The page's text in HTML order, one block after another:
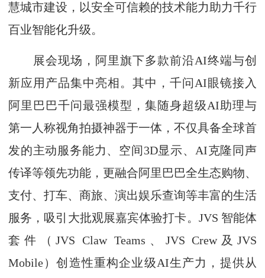
慧城市建设，以安全可信赖的技术能力助力千行
百业智能化升级。
展会现场，阿里旗下多款前沿AI终端与创
新应用产品集中亮相。其中，千问AI眼镜接入
阿里巴巴千问最强模型，集随身超级AI助理与
第一人称视角拍摄神器于一体，不仅具备全球首
发的主动服务能力、空间3D显示、AI克隆同声
传译等领先功能，更融合阿里巴巴全生态购物、
支付、打车、商旅、演出娱乐查询等丰富的生活
服务，吸引大批观展嘉宾体验打卡。JVS 智能体
套件（JVS Claw Teams、JVS Crew及JVS
Mobile）创造性重构企业级AI生产力，提供从